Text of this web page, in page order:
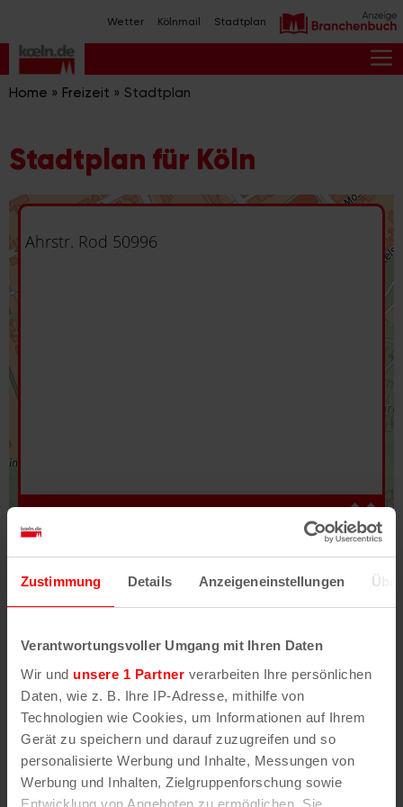
Zustimmung Details Anzeigeneinstellungen
Verantwortungsvoller Umgang mit Ihren Daten
Wir und unsere 1 Partner verarbeiten Ihre persönlichen
Daten, wie z. B. Ihre IP-Adresse, mithilfe von
Technologien wie Cookies, um Informationen auf Ihrem
Gerät zu speichern und darauf zuzugreifen und so
personalisierte Werbung und Inhalte, Messungen von
Werbung und Inhalten, Zielgruppenforschung sowie
Entwicklung von Angeboten zu ermöglichen. Sie
Inhalt
springen
Wetter Kölnmail Stadtplan
Home » Freizeit » Stadtplan
Stadtplan für Köln
Fehler/Problem melden
Darstellung des RVR-Kartenwerks
Stadtplanwerk
erhältst Du unsere koeln.de-Karte mit vielen
weiteren Details wie z.B. Hausnummern.
Unser Stadtplan basiert auf Daten des
OpenStreetMap
-Projekts (
© OpenStreetMap
Mitwirkende
) und von OpenCycleMap.org